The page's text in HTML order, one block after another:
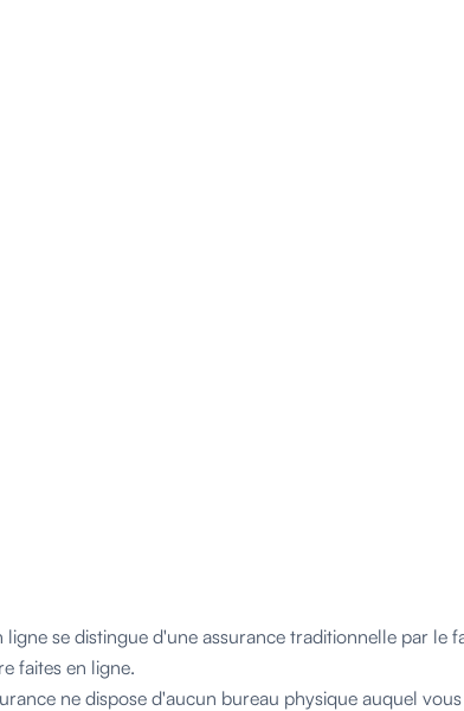
ligne se distingue d'une assurance traditionnelle par le
faites en ligne.
ne dispose d'aucun bureau physique auquel